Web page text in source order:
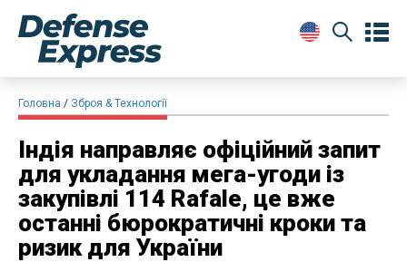
Головна Зброя & Технології
Індія направляє офіційний запит
для укладання мега-угоди із
закупівлі 114 Rafale, це вже
останні бюрократичні кроки та
ризик для України